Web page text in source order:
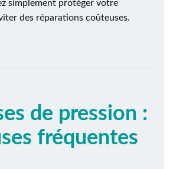
simplement protéger votre
des réparations coûteuses.
de pression :
fréquentes